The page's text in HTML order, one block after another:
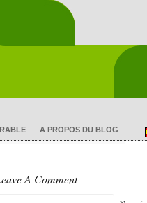
A PROPOS DU BLOG
A Comment